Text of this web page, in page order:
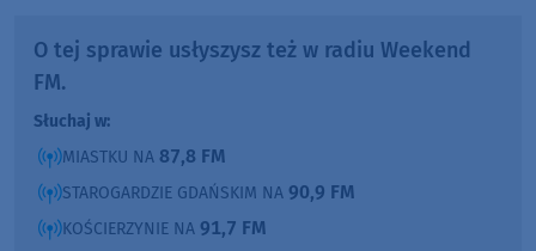
O tej sprawie usłyszysz też w radiu Weekend
FM.
Słuchaj w:
MIASTKU NA 87,8 FM
STAROGARDZIE GDAŃSKIM NA 90,9 FM
KOŚCIERZYNIE NA 91,7 FM